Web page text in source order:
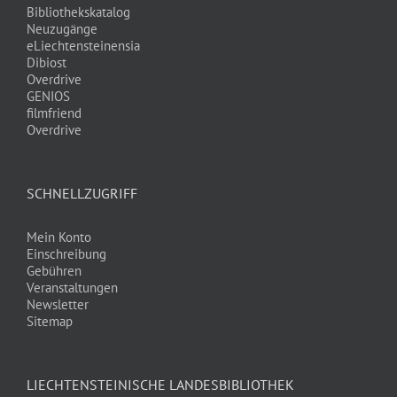
Bibliothekskatalog
Neuzugänge
eLiechtensteinensia
Dibiost
Overdrive
GENIOS
filmfriend
Overdrive
SCHNELLZUGRIFF
Mein Konto
Einschreibung
Gebühren
Veranstaltungen
Newsletter
Sitemap
LIECHTENSTEINISCHE LANDESBIBLIOTHEK